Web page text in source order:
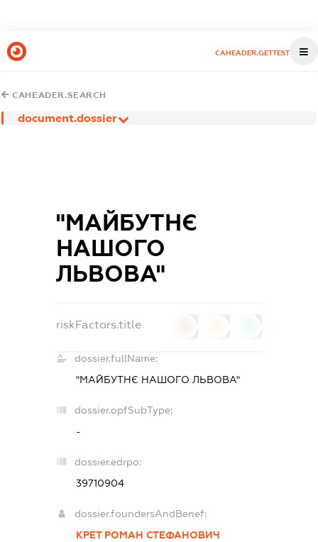
CAHEADER.GETTEST
CAHEADER.SEARCH
document.dossier
"МАЙБУТНЄ
НАШОГО
ЛЬВОВА"
riskFactors.title
dossier.fullName:
"МАЙБУТНЄ НАШОГО ЛЬВОВА"
dossier.opfSubType:
-
dossier.edrpo:
39710904
dossier.foundersAndBenef:
КРЕТ РОМАН СТЕФАНОВИЧ